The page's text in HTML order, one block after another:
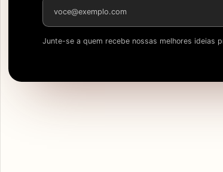
Junte-se a quem recebe nossas melhores ideias